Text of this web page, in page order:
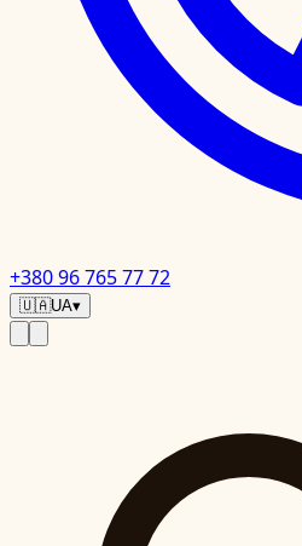
+380 96 765 77 72
🇺🇦UA▾